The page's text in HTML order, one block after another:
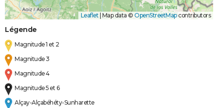
Leaflet Map data © OpenStreetMapcontributors
Légende
Magnitude 1 et 2
Magnitude 3
Magnitude 4
Magnitude 5 et 6
Alçay-Alçabéhéty-Sunharette